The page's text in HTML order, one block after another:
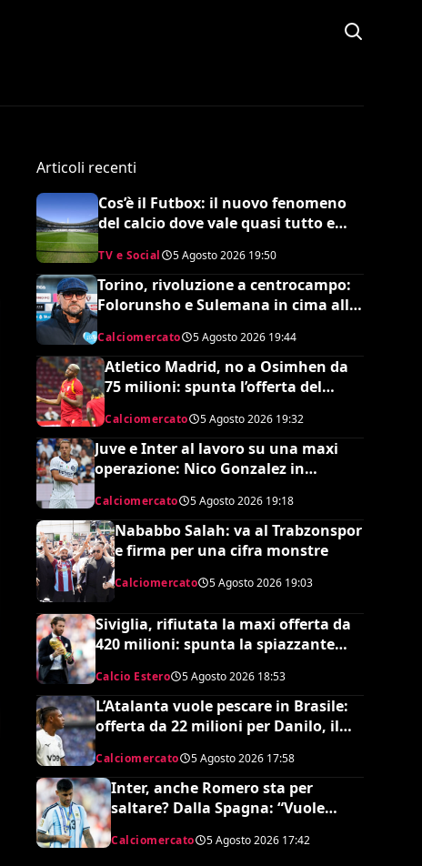
Articoli recenti
Cos’è il Futbox: il nuovo fenomeno
del calcio dove vale quasi tutto e
TV e Social 5 Agosto 2026 19:50
Torino, rivoluzione a centrocampo:
Folorunsho e Sulemana in cima alla
Calciomercato 5 Agosto 2026 19:44
Atletico Madrid, no a Osimhen da
75 milioni: spunta l’offerta del
Calciomercato 5 Agosto 2026 19:32
Juve e Inter al lavoro su una maxi
operazione: Nico Gonzalez in
Calciomercato 5 Agosto 2026 19:18
Nababbo Salah: va al Trabzonspor
e firma per una cifra monstre
Calciomercato 5 Agosto 2026 19:03
Siviglia, rifiutata la maxi offerta da
420 milioni: spunta la spiazzante
clausola “anti-Ramos”
Calcio Estero 5 Agosto 2026 18:53
L’Atalanta vuole pescare in Brasile:
offerta da 22 milioni per Danilo, il
Calciomercato 5 Agosto 2026 17:58
Inter, anche Romero sta per
saltare? Dalla Spagna: “Vuole
Calciomercato 5 Agosto 2026 17:42